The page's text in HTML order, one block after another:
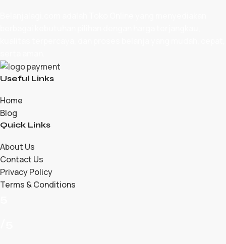
Useful Links
Home
Blog
Quick Links
About Us
Contact Us
Privacy Policy
Terms & Conditions